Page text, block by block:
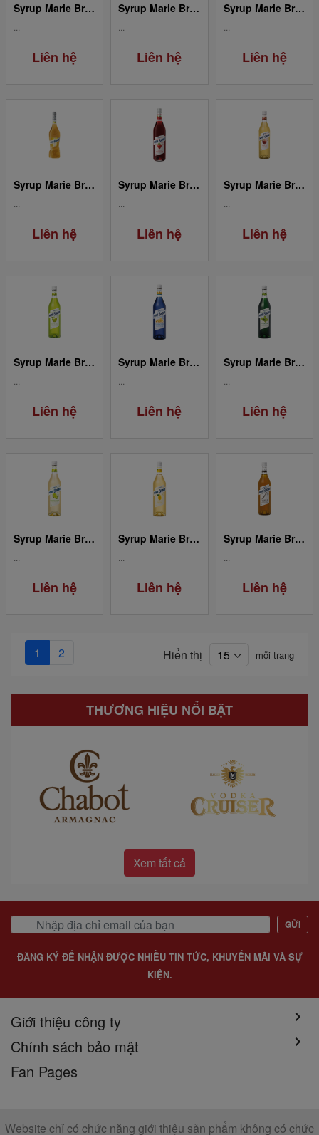
Syrup Marie Brizard Grenadine
Liên hệ
Syrup Marie Brizard Pink Grapefruit / Pamplemousse
Liên hệ
Syrup Marie Brizard Blackberry / Mûre
Liên hệ
Syrup Marie Brizard Banana
...
Liên hệ
Syrup Marie Brizard Strawberry / Fraise
...
Liên hệ
Syrup Marie Brizard Pèche
...
Liên hệ
Syrup Marie Brizard Green Apple / Pomme Verte
Liên hệ
Syrup Marie Brizard Blue Curaçao
Liên hệ
Syrup Marie Brizard Green Mint / Menthe Verte
Liên hệ
Syrup Marie Brizard Mojito Mint
Liên hệ
Syrup Marie Brizard Lemon / Citron
Liên hệ
Syrup Marie Brizard Vanille
Liên hệ
1 2 Hiển thị mỗi trang
THƯƠNG HIỆU NỔI BẬT
Xem tất cả
GỬI
ĐĂNG KÝ ĐỂ NHẬN ĐƯỢC NHIỀU TIN TỨC, KHUYẾN MÃI VÀ SỰ
KIỆN.
Giới thiệu công ty
Chính sách bảo mật
Fan Pages
Website chỉ có chức năng giới thiệu sản phẩm không có chức